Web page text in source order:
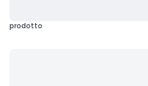
prodotto